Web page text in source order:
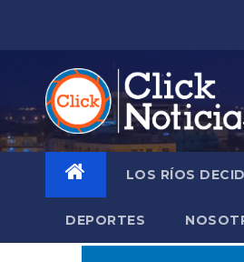
LOS RÍOS
DEPORTES